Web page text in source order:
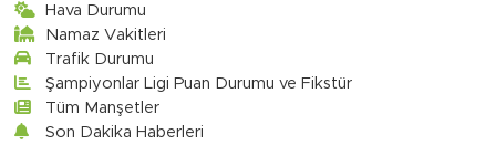
Hava Durumu
Namaz Vakitleri
Trafik Durumu
Şampiyonlar Ligi Puan Durumu ve Fikstür
Tüm Manşetler
Son Dakika Haberleri